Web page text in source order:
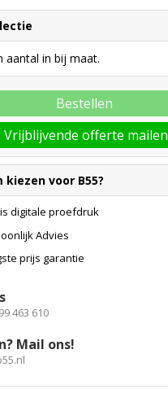
aantal in bij maat.
Bestellen
Vrijblijvende offerte mailen
kiezen voor B55?
digitale proefdruk
Advies
prijs garantie
463 610
Mail ons!